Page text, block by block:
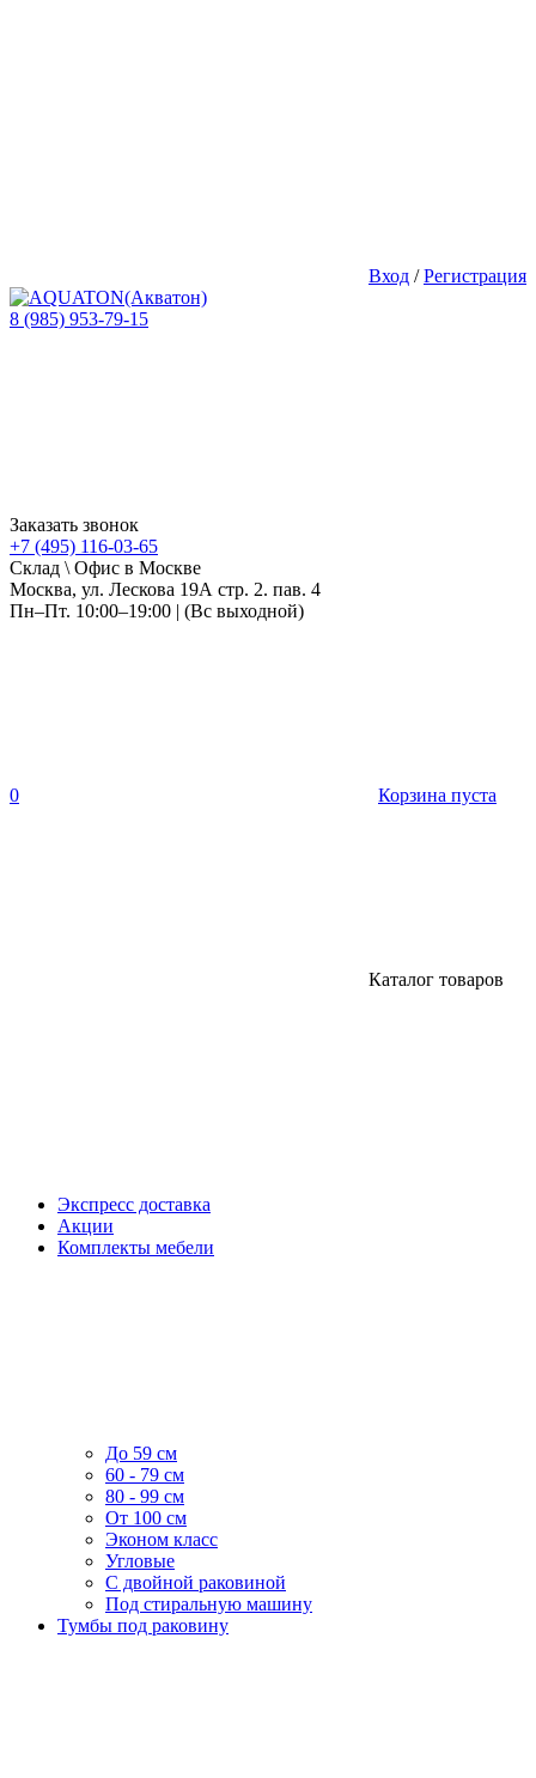
Вход /Регистрация
8 (985) 953-79-15
Заказать звонок
+7 (495) 116-03-65
Склад \ Офис в Москве
Москва, ул. Лескова 19А стр. 2. пав. 4
Пн–Пт. 10:00–19:00 | (Вс выходной)
0 Корзина пуста
Каталог товаров
Экспресс доставка
Акции
Комплекты мебели
До 59 см
60 - 79 см
80 - 99 см
От 100 см
Эконом класс
Угловые
С двойной раковиной
Под стиральную машину
Тумбы под раковину